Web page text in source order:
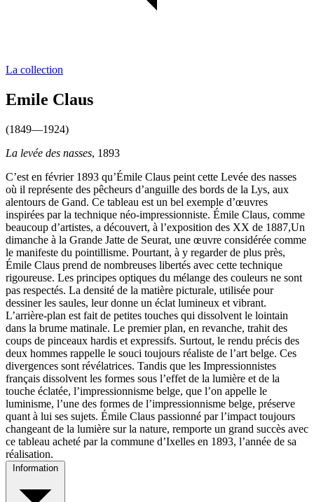
La collection
Emile Claus
(1849—1924)
La levée des nasses, 1893
C’est en février 1893 qu’Émile Claus peint cette Levée des nasses
où il représente des pêcheurs d’anguille des bords de la Lys, aux
alentours de Gand. Ce tableau est un bel exemple d’œuvres
inspirées par la technique néo-impressionniste. Émile Claus, comme
beaucoup d’artistes, a découvert, à l’exposition des XX de 1887,Un
dimanche à la Grande Jatte de Seurat, une œuvre considérée comme
le manifeste du pointillisme. Pourtant, à y regarder de plus près,
Émile Claus prend de nombreuses libertés avec cette technique
rigoureuse. Les principes optiques du mélange des couleurs ne sont
pas respectés. La densité de la matière picturale, utilisée pour
dessiner les saules, leur donne un éclat lumineux et vibrant.
L’arrière-plan est fait de petites touches qui dissolvent le lointain
dans la brume matinale. Le premier plan, en revanche, trahit des
coups de pinceaux hardis et expressifs. Surtout, le rendu précis des
deux hommes rappelle le souci toujours réaliste de l’art belge. Ces
divergences sont révélatrices. Tandis que les Impressionnistes
français dissolvent les formes sous l’effet de la lumière et de la
touche éclatée, l’impressionnisme belge, que l’on appelle le
luminisme, l’une des formes de l’impressionnisme belge, préserve
quant à lui ses sujets. Émile Claus passionné par l’impact toujours
changeant de la lumière sur la nature, remporte un grand succès avec
ce tableau acheté par la commune d’Ixelles en 1893, l’année de sa
réalisation.
Information